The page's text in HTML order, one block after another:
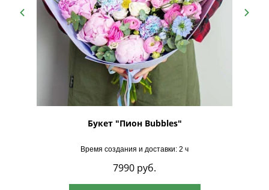
Букет "Пион Bubbles"
Время создания и доставки: 2 ч
7990 руб.